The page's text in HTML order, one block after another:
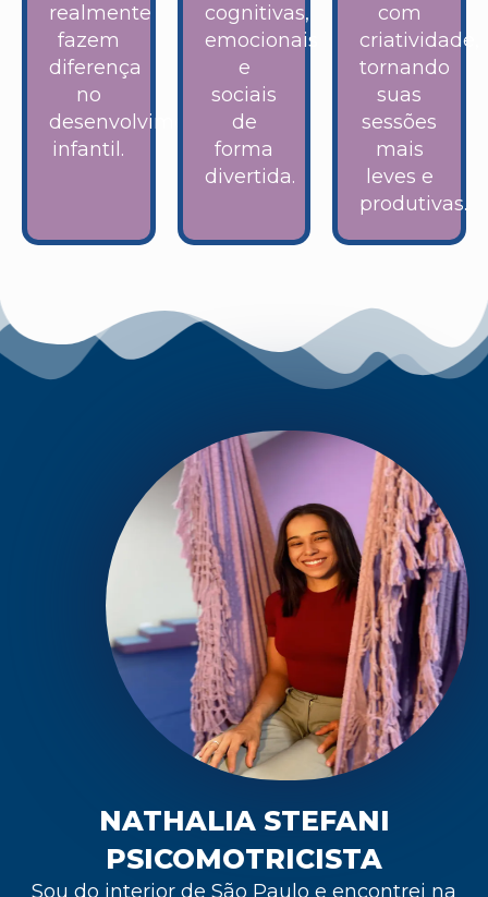
realmente
fazem
diferença
no
desenvolvimento
infantil.
cognitivas,
emocionais
e
sociais
de
forma
divertida.
com
criatividade,
tornando
suas
sessões
mais
leves e
produtivas.
NATHALIA STEFANI
PSICOMOTRICISTA
Sou do interior de São Paulo e encontrei na